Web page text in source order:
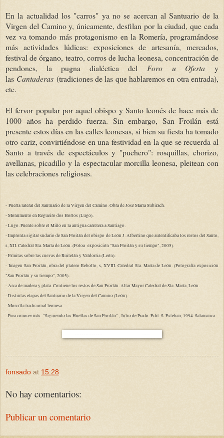
En la actualidad los "carros" ya no se acercan al Santuario de la
Virgen del Camino y, únicamente, desfilan por la ciudad, que cada
vez va tomando más protagonismo en la Romería, programándose
más actividades lúdicas: exposiciones de artesanía, mercados,
festival de órgano, teatro, corros de lucha leonesa, concentración de
pendones, la pugna dialéctica del Foro u Oferta y
las Cantaderas (tradiciones de las que hablaremos en otra entrada),
etc.
El fervor popular por aquel obispo y Santo leonés de hace más de
1000 años ha perdido fuerza. Sin embargo, San Froilán está
presente estos días en las calles leonesas, si bien su fiesta ha tomado
otro cariz, convirtiéndose en una festividad en la que se recuerda al
Santo a través de espectáculos y "puchero": rosquillas, chorizo,
avellanas, picadillo y la espectacular morcilla leonesa, pleitean con
las celebraciones religiosas.
- Puerta lateral del Santuario de la Virgen del Camino. Obra de José María Subirach.
- Monumento en Regueiro dos Hortos (Lugo).
- Lugo. Puente sobre el Miño en la antigua carretera a Santiago.
- Impronta sigilar sudario de San Froilán del obispo de León J. Albertino que autentificaba los restos del Santo,
s, XII. Catedral Sta. María de León. (Fotoa exposición "San Froilán y su tiempo", 2005).
- Ermitas sobre las cuevas de Ruitelán y Valdorria (León).
- Imagen San Froilán, obra del platero Rebollo, s, XVIII. Catedral Sta. María de León. (Fotografía exposición
"San Froilán y su tiempo", 2005).
- Arca de madera y plata. Contiene los restos de San Froilán. Altar Mayor Catedral de Sta. María, León.
- Distintas etapas del Santuario de la Virgen del Camino (León).
- Morcilla tradicional leonesa.
- Para conocer más: "Siguiendo las Huellas de San Froilán" , Julio de Prado. Edit. S. Esteban, 1994. Salamanca.
fonsado at 15:28
No hay comentarios:
Publicar un comentario